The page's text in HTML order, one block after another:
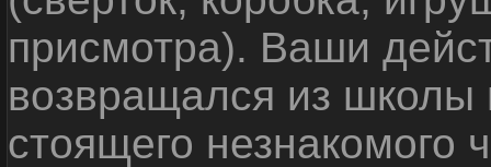
присмотра). Ваши
возвращался из школы
стоящего незнакомого